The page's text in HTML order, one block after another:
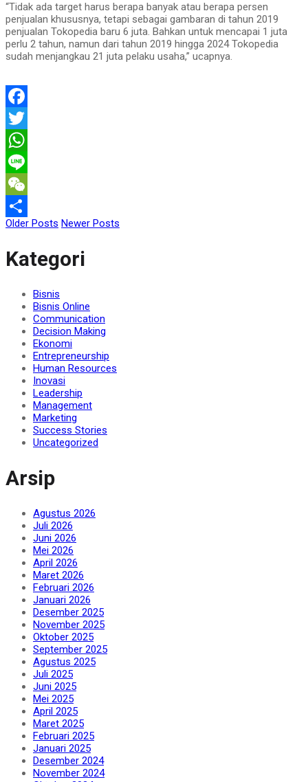
“Tidak ada target harus berapa banyak atau berapa persen
penjualan khususnya, tetapi sebagai gambaran di tahun 2019
penjualan Tokopedia baru 6 juta. Bahkan untuk mencapai 1 juta
perlu 2 tahun, namun dari tahun 2019 hingga 2024 Tokopedia
sudah menjangkau 21 juta pelaku usaha,” ucapnya.
Facebook
Twitter
WhatsApp
Line
WeChat
Share
Older Posts Newer Posts
Kategori
Bisnis
Bisnis Online
Communication
Decision Making
Ekonomi
Entrepreneurship
Human Resources
Inovasi
Leadership
Management
Marketing
Success Stories
Uncategorized
Arsip
Agustus 2026
Juli 2026
Juni 2026
Mei 2026
April 2026
Maret 2026
Februari 2026
Januari 2026
Desember 2025
November 2025
Oktober 2025
September 2025
Agustus 2025
Juli 2025
Juni 2025
Mei 2025
April 2025
Maret 2025
Februari 2025
Januari 2025
Desember 2024
November 2024